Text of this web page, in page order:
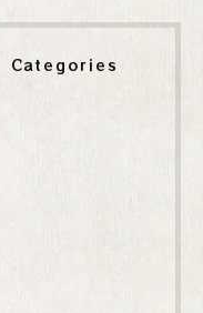
Categories